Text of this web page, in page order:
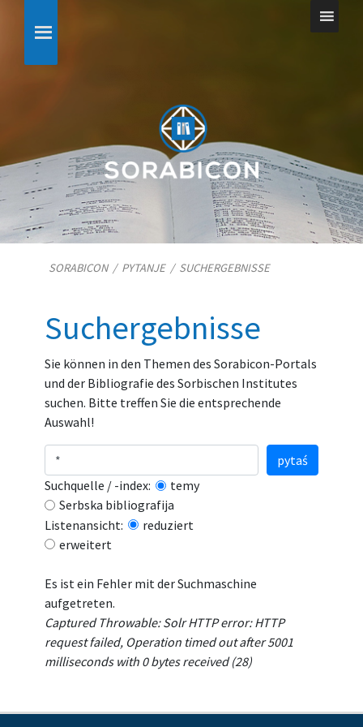
SORABICON/ PYTANJE/ SUCHERGEBNISSE
Suchergebnisse
Sie können in den Themen des Sorabicon-Portals
und der Bibliografie des Sorbischen Institutes
suchen. Bitte treffen Sie die entsprechende
Auswahl!
Suchquelle / -index:
temy
Serbska bibliografija
Listenansicht:
reduziert
erweitert
pytaś
Es ist ein Fehler mit der Suchmaschine
aufgetreten.
Captured Throwable: Solr HTTP error: HTTP
request failed, Operation timed out after 5001
milliseconds with 0 bytes received (28)